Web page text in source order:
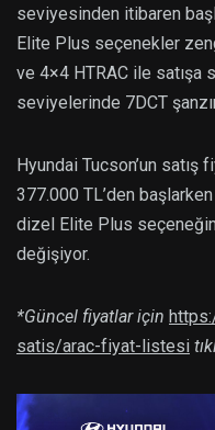
seviyesinden itibaren
Elite Plus seçenekler
ve 4×4 HTRAC ile satışa
seviyelerinde 7DCT
Hyundai Tucson’un satış
377.000 TL’den
dizel Elite Plus
değişiyor.
*Güncel fiyatlar için
satis/arac-fiyat-listesi